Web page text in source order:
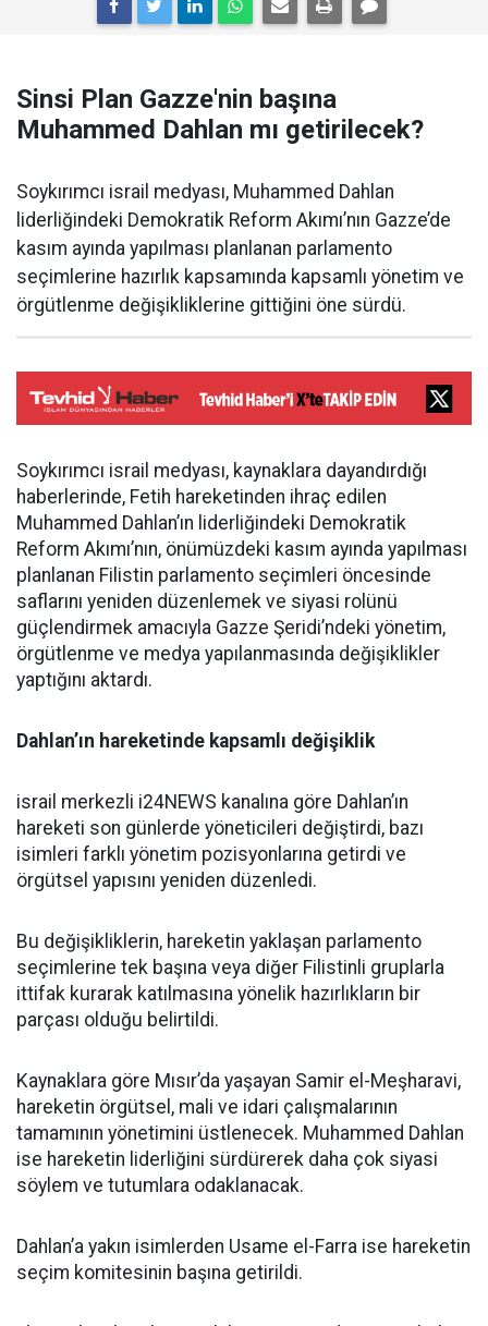
Sinsi Plan Gazze'nin başına
Muhammed Dahlan mı getirilecek?
Soykırımcı israil medyası, Muhammed Dahlan
liderliğindeki Demokratik Reform Akımı’nın Gazze’de
kasım ayında yapılması planlanan parlamento
seçimlerine hazırlık kapsamında kapsamlı yönetim ve
örgütlenme değişikliklerine gittiğini öne sürdü.
Soykırımcı israil medyası, kaynaklara dayandırdığı
haberlerinde, Fetih hareketinden ihraç edilen
Muhammed Dahlan’ın liderliğindeki Demokratik
Reform Akımı’nın, önümüzdeki kasım ayında yapılması
planlanan Filistin parlamento seçimleri öncesinde
saflarını yeniden düzenlemek ve siyasi rolünü
güçlendirmek amacıyla Gazze Şeridi’ndeki yönetim,
örgütlenme ve medya yapılanmasında değişiklikler
yaptığını aktardı.
Dahlan’ın hareketinde kapsamlı değişiklik
israil merkezli i24NEWS kanalına göre Dahlan’ın
hareketi son günlerde yöneticileri değiştirdi, bazı
isimleri farklı yönetim pozisyonlarına getirdi ve
örgütsel yapısını yeniden düzenledi.
Bu değişikliklerin, hareketin yaklaşan parlamento
seçimlerine tek başına veya diğer Filistinli gruplarla
ittifak kurarak katılmasına yönelik hazırlıkların bir
parçası olduğu belirtildi.
Kaynaklara göre Mısır’da yaşayan Samir el-Meşharavi,
hareketin örgütsel, mali ve idari çalışmalarının
tamamının yönetimini üstlenecek. Muhammed Dahlan
ise hareketin liderliğini sürdürerek daha çok siyasi
söylem ve tutumlara odaklanacak.
Dahlan’a yakın isimlerden Usame el-Farra ise hareketin
seçim komitesinin başına getirildi.